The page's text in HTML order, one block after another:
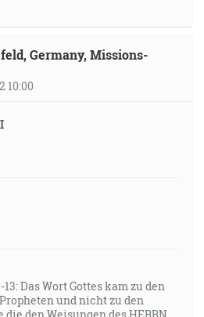
Germany, Missions-
10:00
Das Wort Gottes kam zu den
und nicht zu den